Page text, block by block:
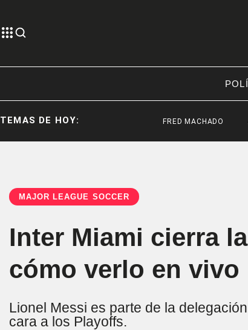
TEMAS DE HOY: FRED MACHADO
MAJOR LEAGUE SOCCER
Inter Miami cierra
cómo verlo en vivo
Lionel Messi es parte de la
cara a los Playoffs.